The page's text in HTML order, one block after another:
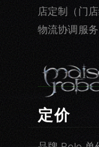
店定制（门
物流协调服
定价